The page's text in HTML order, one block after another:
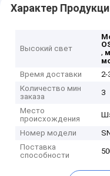
Характер
Высокий свет
,
Время доставки
2-
Количество мин
заказа
3
Место
происхождения
Номер модели
Поставка
способности